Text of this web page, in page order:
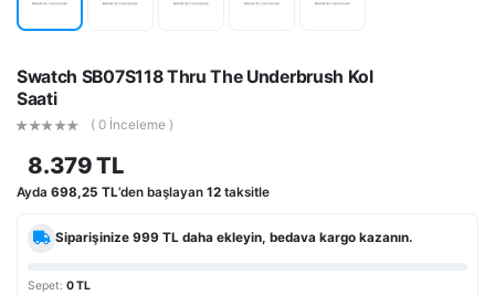
Swatch SB07S118 Thru The Underbrush Kol
Saati
( 0 İnceleme )
8.379 TL
Ayda 698,25 TL’den başlayan 12 taksitle
Siparişinize999 TL daha ekleyin, bedava kargo kazanın.
Sepet: 0 TL